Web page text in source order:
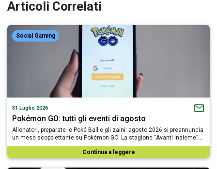
Articoli Correlati
Social Gaming
31 Luglio 2026
Pokémon GO: tutti gli eventi di agosto
Allenatori, preparate le Poké Ball e gli zaini: agosto 2026 si preannuncia
un mese scoppiettante su Pokémon GO. La stagione “Avanti insieme”…
Continua a leggere